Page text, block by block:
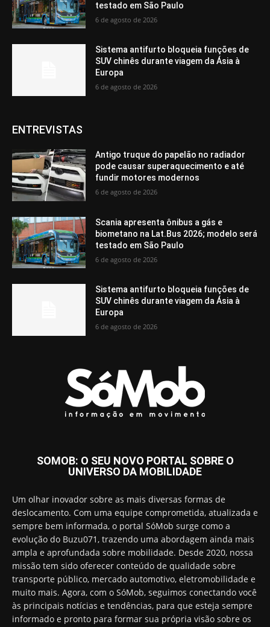
testado em São Paulo
6 de agosto de 2026
Sistema antifurto bloqueia funções de
SUV chinês durante viagem da Ásia à
Europa
6 de agosto de 2026
ENTREVISTAS
Antigo truque do papelão no radiador
pode causar superaquecimento e até
fundir motores modernos
6 de agosto de 2026
Scania apresenta ônibus a gás e
biometano na Lat.Bus 2026; modelo será
testado em São Paulo
6 de agosto de 2026
Sistema antifurto bloqueia funções de
SUV chinês durante viagem da Ásia à
Europa
6 de agosto de 2026
SOMOB: O SEU NOVO PORTAL SOBRE O
UNIVERSO DA MOBILIDADE
Um olhar inovador sobre as mais diversas formas de
deslocamento. Com uma equipe comprometida, atualizada e
sempre bem informada, o portal SóMob surge como a
evolução do Buzu071, trazendo uma abordagem ainda mais
ampla e aprofundada sobre mobilidade. Desde 2020, nossa
missão tem sido oferecer conteúdo de qualidade sobre
transporte público, mercado automotivo, eletromobilidade e
muito mais. Agora, com o SóMob, seguimos conectando você
às principais notícias e tendências, para que esteja sempre
informado e pronto para formar sua própria visão sobre os